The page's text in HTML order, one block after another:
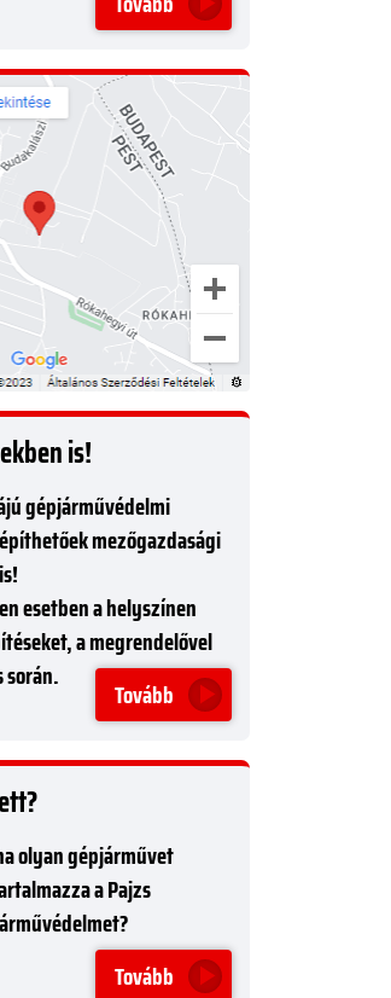
is!
gépjárművédelmi
mezőgazdasági
esetben a helyszínen
a megrendelővel
Tovább
olyan gépjárművet
a Pajzs
Tovább